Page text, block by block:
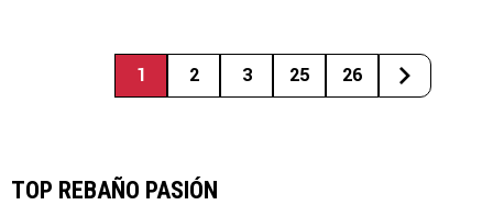
1 2 3 25 26
TOP REBAÑO PASIÓN